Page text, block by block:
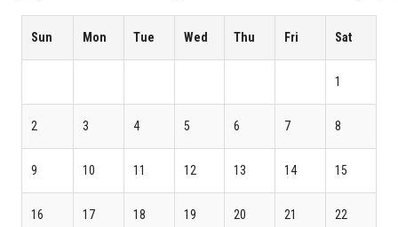
Sun Mon Tue Wed Thu Fri Sat
1
2 3 4 5 6 7 8
9 10 11 12 13 14 15
16 17 18 19 20 21 22